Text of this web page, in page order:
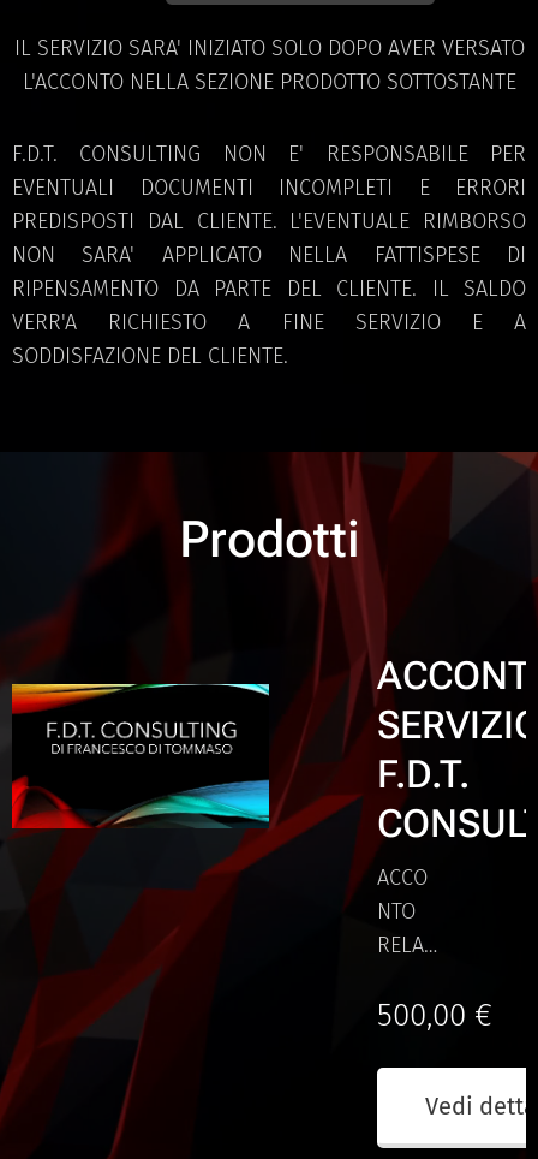
IL SERVIZIO SARA' INIZIATO SOLO DOPO AVER VERSATO
L'ACCONTO NELLA SEZIONE PRODOTTO SOTTOSTANTE
F.D.T. CONSULTING NON E' RESPONSABILE PER
EVENTUALI DOCUMENTI INCOMPLETI E ERRORI
PREDISPOSTI DAL CLIENTE. L'EVENTUALE RIMBORSO
NON SARA' APPLICATO NELLA FATTISPESE DI
RIPENSAMENTO DA PARTE DEL CLIENTE. IL SALDO
VERR'A RICHIESTO A FINE SERVIZIO E A
SODDISFAZIONE DEL CLIENTE.
Prodotti
F.D.T.
ACCO
NTO
RELATI
PRATI
CONS
ULENZ
A
500,00 €
Vedi